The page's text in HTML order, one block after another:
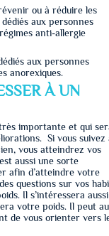
ou à réduire les
aux personnes
anti-allergie
aux personnes
anorexiques.
À UN
importante et qui
Si vous suivez
vous atteindrez vos
aussi une sorte
afin d’atteindre votre
questions sur vos
Il s’intéressera
votre poids. Il peut
de vous orienter vers